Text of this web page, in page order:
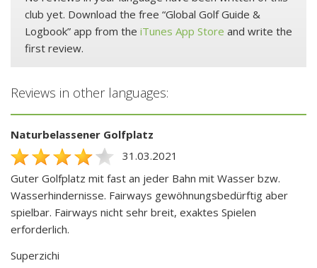
club yet. Download the free “Global Golf Guide &
Logbook” app from the iTunes App Store and write the
first review.
Reviews in other languages:
Naturbelassener Golfplatz
31.03.2021
Guter Golfplatz mit fast an jeder Bahn mit Wasser bzw.
Wasserhindernisse. Fairways gewöhnungsbedürftig aber
spielbar. Fairways nicht sehr breit, exaktes Spielen
erforderlich.
Superzichi